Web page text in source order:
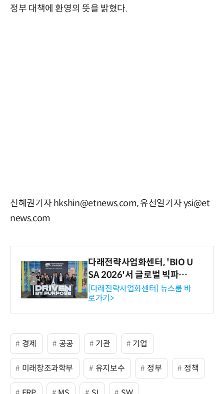
정부 대책에 환영의 뜻을 밝혔다.
신혜권기자 hkshin@etnews.com, 유선일기자 ysi@et
news.com
다래전략사업화센터, 'BIO U
SA 2026'서 글로벌 빅파마
와의 비즈니스 미팅 지원…K
-바이오 해외 진출 교두보 확
보
[다래전략사업화센터] 뉴스룸 바
로가기>
경제 공공 기관 기업
미래창조과학부 유지보수 정부 정책